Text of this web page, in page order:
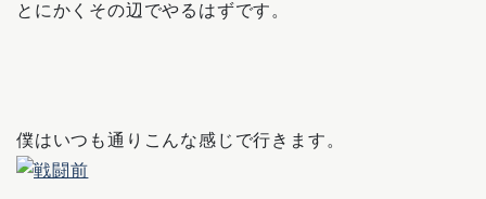
とにかくその辺でやるはずです。
僕はいつも通りこんな感じで行きます。